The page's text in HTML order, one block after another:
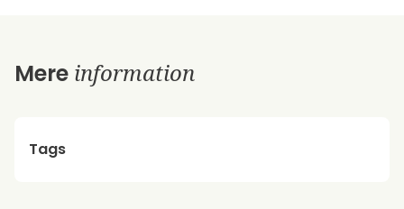
Mere information
Tags